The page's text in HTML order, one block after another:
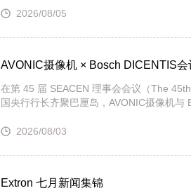
2026/08/05
AVONIC摄像机 × Bosch DICENTIS
在第 45 届 SEACEN 理事会会议（The
国央行行长齐聚巴厘岛，AVONIC摄像机
2026/08/03
Extron 七月新闻集锦